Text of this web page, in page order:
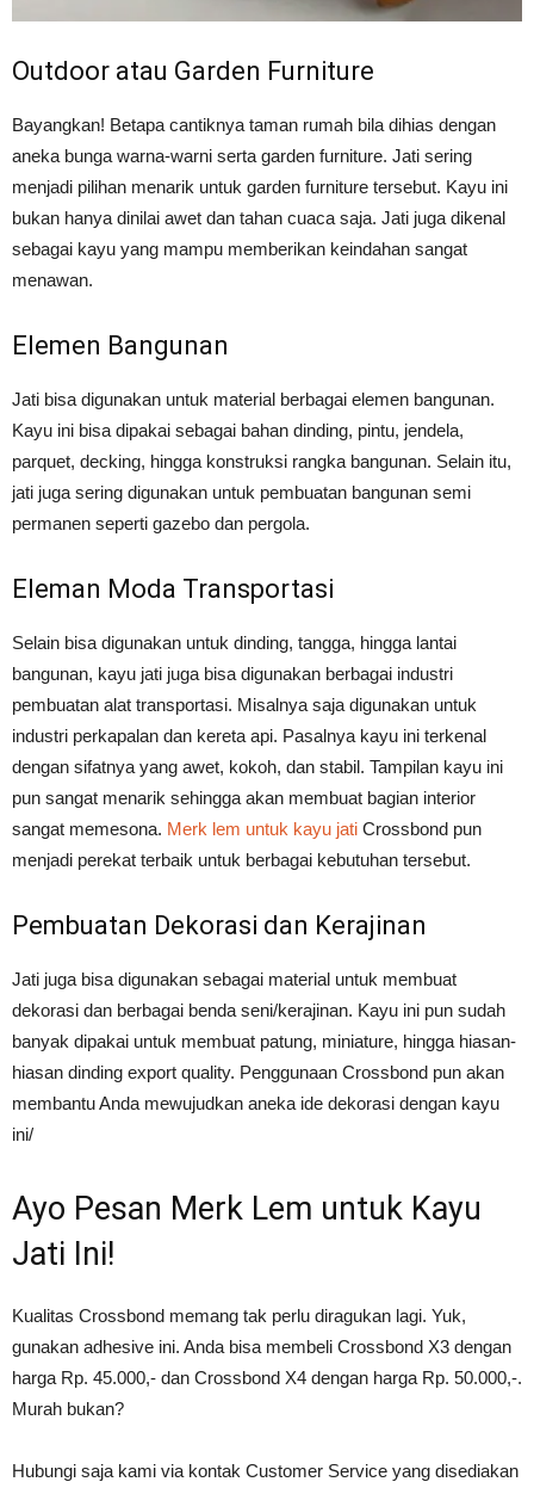
Outdoor atau Garden Furniture
Bayangkan! Betapa cantiknya taman rumah bila dihias dengan
aneka bunga warna-warni serta garden furniture. Jati sering
menjadi pilihan menarik untuk garden furniture tersebut. Kayu ini
bukan hanya dinilai awet dan tahan cuaca saja. Jati juga dikenal
sebagai kayu yang mampu memberikan keindahan sangat
menawan.
Elemen Bangunan
Jati bisa digunakan untuk material berbagai elemen bangunan.
Kayu ini bisa dipakai sebagai bahan dinding, pintu, jendela,
parquet, decking, hingga konstruksi rangka bangunan. Selain itu,
jati juga sering digunakan untuk pembuatan bangunan semi
permanen seperti gazebo dan pergola.
Eleman Moda Transportasi
Selain bisa digunakan untuk dinding, tangga, hingga lantai
bangunan, kayu jati juga bisa digunakan berbagai industri
pembuatan alat transportasi. Misalnya saja digunakan untuk
industri perkapalan dan kereta api. Pasalnya kayu ini terkenal
dengan sifatnya yang awet, kokoh, dan stabil. Tampilan kayu ini
pun sangat menarik sehingga akan membuat bagian interior
sangat memesona. Merk lem untuk kayu jati Crossbond pun
menjadi perekat terbaik untuk berbagai kebutuhan tersebut.
Pembuatan Dekorasi dan Kerajinan
Jati juga bisa digunakan sebagai material untuk membuat
dekorasi dan berbagai benda seni/kerajinan. Kayu ini pun sudah
banyak dipakai untuk membuat patung, miniature, hingga hiasan-
hiasan dinding export quality. Penggunaan Crossbond pun akan
membantu Anda mewujudkan aneka ide dekorasi dengan kayu
ini/
Ayo Pesan Merk Lem untuk Kayu
Jati Ini!
Kualitas Crossbond memang tak perlu diragukan lagi. Yuk,
gunakan adhesive ini. Anda bisa membeli Crossbond X3 dengan
harga Rp. 45.000,- dan Crossbond X4 dengan harga Rp. 50.000,-.
Murah bukan?
Hubungi saja kami via kontak Customer Service yang disediakan